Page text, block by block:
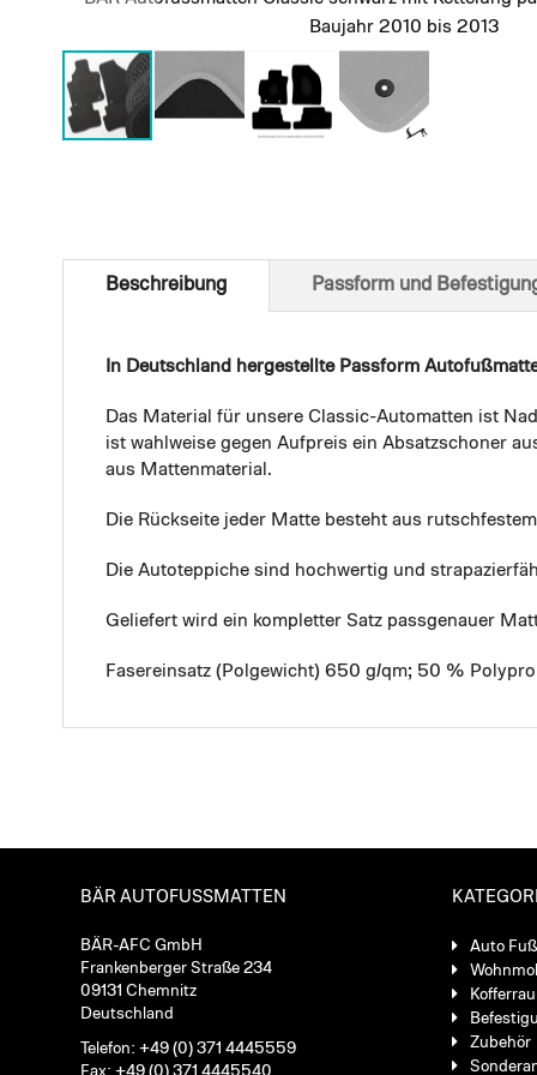
Baujahr 2010 bis 2013
of
Beschreibung
In Deutschland hergestellte Passform
Das Material für unsere Classic-Automatten ist
ist wahlweise gegen Aufpreis ein Absatzschoner
aus Mattenmaterial.
Die Rückseite jeder Matte besteht aus
Die Autoteppiche sind hochwertig und
Geliefert wird ein kompletter Satz passgenauer
Fasereinsatz (Polgewicht) 650 g/qm; 50 %
Passform und
BÄR AUTOFUSSMATTEN
BÄR-AFC GmbH
Frankenberger Straße 234
09131 Chemnitz
Deutschland
Telefon: +49 (0) 371 4445559
Fax: +49 (0) 371 4445540
Auto
Zubehör